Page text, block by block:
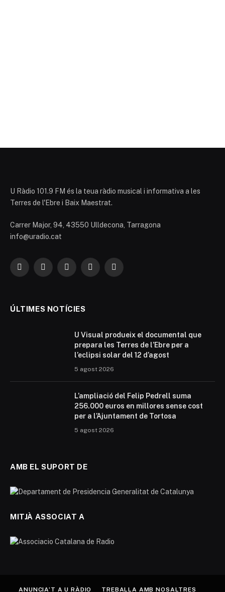
U Ràdio 101.9 FM és la teua ràdio musical i informativa a les
Terres de l'Ebre i Baix Maestrat.
Carrer Major, 94, 43550 Ulldecona, Tarragona
info@uradio.cat
Facebook
X
InstagramYouTubeTikTok
ÚLTIMES NOTÍCIES
U Visual produeix el documental que
prepara les Terres de l’Ebre per a
l’eclipsi solar del 12 d’agost
5 agost 2026
L’ampliació del Felip Pedrell suma
256.000 euros en millores sense cost
per a l’Ajuntament de Tortosa
5 agost 2026
AMB EL SUPORT DE
MITJÀ ASSOCIAT A
ANUNCIA’T A U RÀDIO TREBALLA AMB NOSALTRES